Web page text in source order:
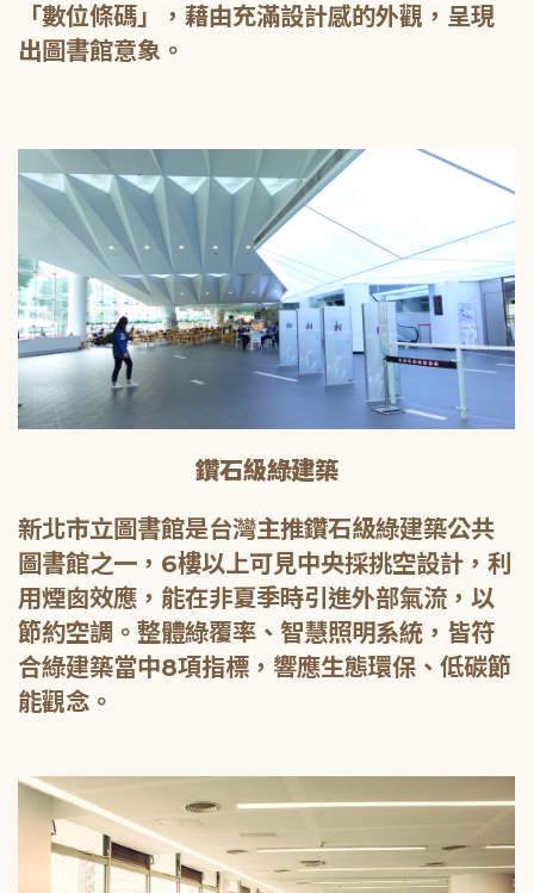
「數位條碼」，藉由充滿設計感的外觀，呈現
出圖書館意象。
鑽石級綠建築
新北市立圖書館是台灣主推鑽石級綠建築公共
圖書館之一，6樓以上可見中央採挑空設計，利
用煙囪效應，能在非夏季時引進外部氣流，以
節約空調。整體綠覆率、智慧照明系統，皆符
合綠建築當中8項指標，響應生態環保、低碳節
能觀念。